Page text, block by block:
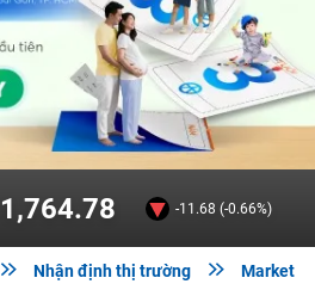
1,764.78 -11.68 (-0.66%)
 Nhận định thị trường 
Market